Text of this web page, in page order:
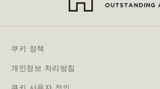
쿠키 정책
개인정보 처리방침